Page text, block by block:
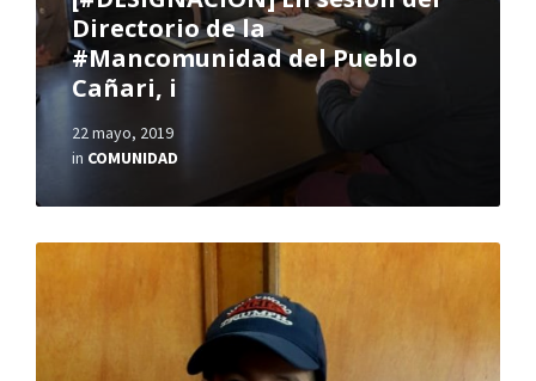
Directorio de la
#Mancomunidad del Pueblo
Cañari, i
22 mayo, 2019
in COMUNIDAD